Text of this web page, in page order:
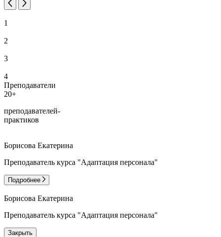
1
2
3
4
Преподаватели
20+
преподавателей-
практиков
Борисова Екатерина
Преподаватель курса "Адаптация персонала"
Подробнее
Борисова Екатерина
Преподаватель курса "Адаптация персонала"
Закрыть